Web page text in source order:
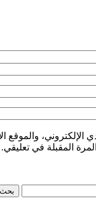
الإلكتروني، والموقع
المقبلة في تعليقي.